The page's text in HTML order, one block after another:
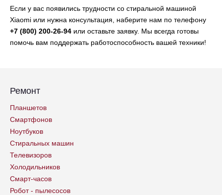
Если у вас появились трудности со стиральной машиной
Xiaomi или нужна консультация, наберите нам по телефону
+7 (800) 200-26-94 или оставьте заявку. Мы всегда готовы
помочь вам поддержать работоспособность вашей техники!
Ремонт
Планшетов
Смартфонов
Ноутбуков
Стиральных машин
Телевизоров
Холодильников
Смарт-часов
Робот - пылесосов